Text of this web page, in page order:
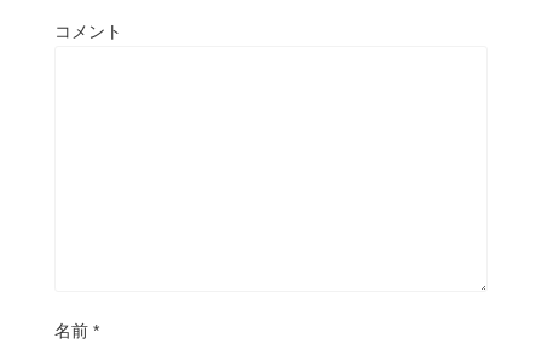
コメント
名前 *